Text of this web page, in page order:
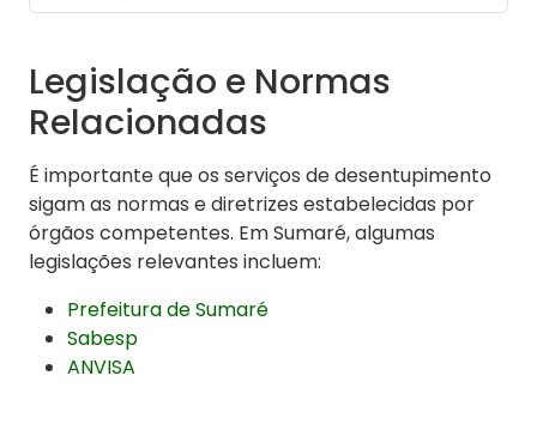
Legislação e Normas
Relacionadas
É importante que os serviços de desentupimento
sigam as normas e diretrizes estabelecidas por
órgãos competentes. Em Sumaré, algumas
legislações relevantes incluem:
Prefeitura de Sumaré
Sabesp
ANVISA